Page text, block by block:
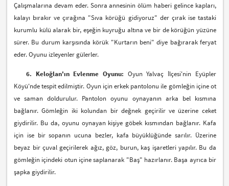
Çalışmalarına devam eder. Sonra annesinin ölüm haberi gelince kapları,
kalayı bırakır ve çırağına "Sıva körüğü gidiyoruz" der çırak ise tastaki
kurumlu külü alarak bir, eşeğin kuyruğu altına ve bir de körüğün yüzüne
sürer. Bu durum karşısında körük "Kurtarın beni" diye bağırarak feryat
eder. Oyunu izleyenler gülerler.
6. Keloğlan'ın Evlenme Oyunu: Oyun Yalvaç İlçesi'nin Eyüpler
Köyü'nde tespit edilmiştir. Oyun için erkek pantolonu ile gömleğin içine ot
ve saman doldurulur. Pantolon oyunu oynayanın arka bel kısmına
bağlanır. Gömleğin iki kolundan bir değnek geçirilir ve üzerine ceket
giydirilir. Bu da, oyunu oynayan kişiye göbek kısmından bağlanır. Kafa
için ise bir sopanın ucuna bezler, kafa büyüklüğünde sarılır. Üzerine
beyaz bir çuval geçirilerek ağız, göz, burun, kaş işaretleri yapılır. Bu da
gömleğin içindeki otun içine saplanarak "Baş" hazırlanır. Başa ayrıca bir
şapka giydirilir.